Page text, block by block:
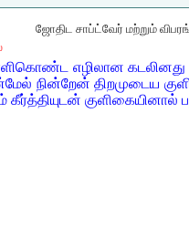
ஜோதிட சாப்ட்வேர் மற்றும்
எழிலான
நின்றேன் திறமுடைய
கீர்த்தியுடன் குளிகையினால்